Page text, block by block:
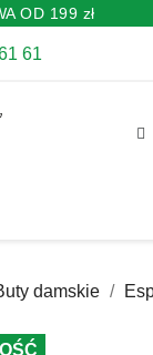
OD 199 zł
61
damskie